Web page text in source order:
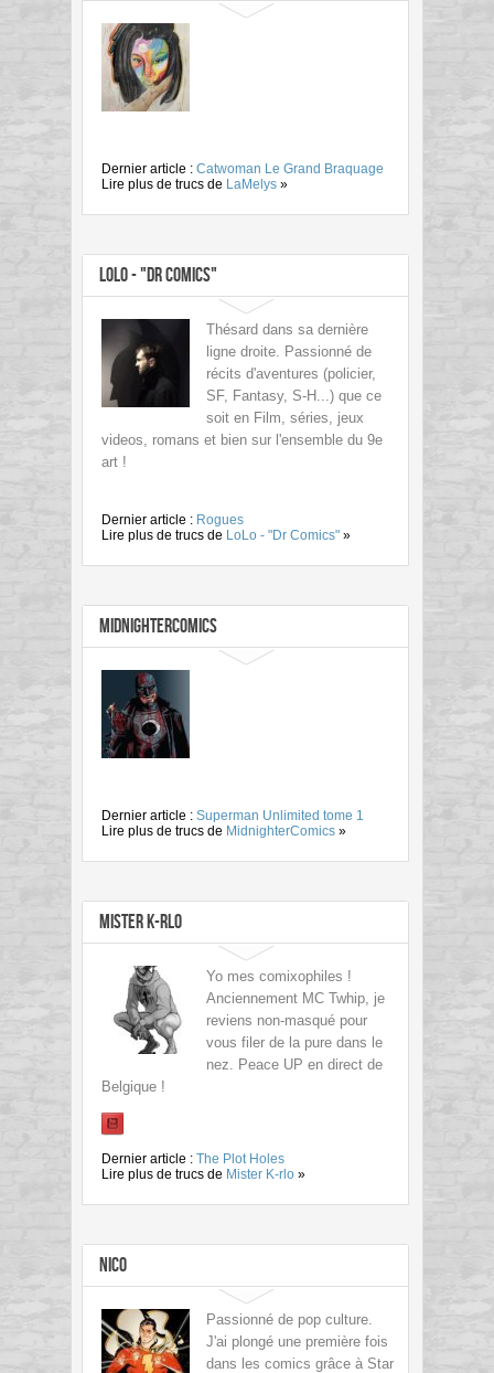
Dernier article : Catwoman Le Grand Braquage
Lire plus de trucs de LaMelys »
LoLo - "Dr Comics"
Thésard dans sa dernière
ligne droite. Passionné de
récits d'aventures (policier,
SF, Fantasy, S-H...) que ce
soit en Film, séries, jeux
videos, romans et bien sur l'ensemble du 9e
art !
Dernier article : Rogues
Lire plus de trucs de LoLo - "Dr Comics" »
MidnighterComics
Dernier article : Superman Unlimited tome 1
Lire plus de trucs de MidnighterComics »
Mister K-rlo
Yo mes comixophiles !
Anciennement MC Twhip, je
reviens non-masqué pour
vous filer de la pure dans le
nez. Peace UP en direct de
Belgique !
Dernier article : The Plot Holes
Lire plus de trucs de Mister K-rlo »
Nico
Passionné de pop culture.
J'ai plongé une première fois
dans les comics grâce à Star